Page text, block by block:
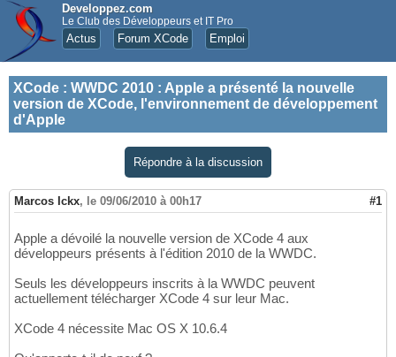
Developpez.com
Le Club des Développeurs et IT Pro
Actus Forum XCode Emploi
XCode : WWDC 2010 : Apple a présenté la nouvelle
version de XCode, l'environnement de développement
d'Apple
Répondre à la discussion
Marcos Ickx, le 09/06/2010 à 00h17 #1
Apple a dévoilé la nouvelle version de XCode 4 aux
développeurs présents à l'édition 2010 de la WWDC.
Seuls les développeurs inscrits à la WWDC peuvent
actuellement télécharger XCode 4 sur leur Mac.
XCode 4 nécessite Mac OS X 10.6.4